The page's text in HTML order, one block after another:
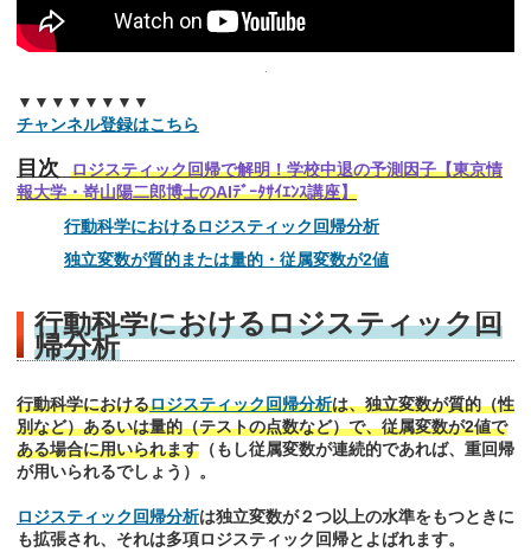
▼▼▼▼▼▼▼▼
チャンネル登録はこちら
目次
ロジスティック回帰で解明！学校中退の予測因子【東京情
報大学・嵜山陽二郎博士のAIﾃﾞｰﾀｻｲｴﾝｽ講座】
行動科学におけるロジスティック回帰分析
独立変数が質的または量的・従属変数が2値
行動科学におけるロジスティック回
帰分析
行動科学におけるロジスティック回帰分析は、独立変数が質的（性
別など）あるいは量的（テストの点数など）で、従属変数が2値で
ある場合に用いられます （もし従属変数が連続的であれば、重回帰
が用いられるでしょう）。
ロジスティック回帰分析は独立変数が２つ以上の水準をもつときに
も拡張され、それは多項ロジスティック回帰とよばれます。